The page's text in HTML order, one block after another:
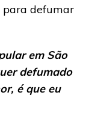
para defumar
em São
defumado
é que eu